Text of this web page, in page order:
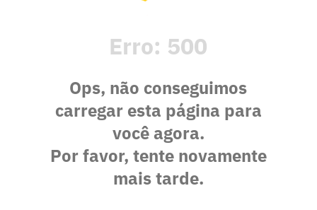
Erro: 500
Ops, não conseguimos
carregar esta página para
você agora.
Por favor, tente novamente
mais tarde.